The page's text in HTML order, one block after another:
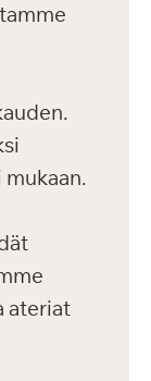
ateriat